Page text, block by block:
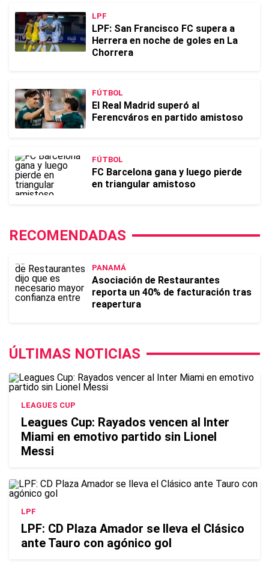
LPF
LPF: San Francisco FC supera a
Herrera en noche de goles en La
Chorrera
FÚTBOL
El Real Madrid superó al
Ferencváros en partido amistoso
FÚTBOL
FC Barcelona gana y luego pierde
en triangular amistoso
RECOMENDADAS
PANAMÁ
Asociación de Restaurantes
reporta un 40% de facturación tras
reapertura
ÚLTIMAS NOTICIAS
LEAGUES CUP
Leagues Cup: Rayados vencen al Inter
Miami en emotivo partido sin Lionel
Messi
LPF
LPF: CD Plaza Amador se lleva el Clásico
ante Tauro con agónico gol